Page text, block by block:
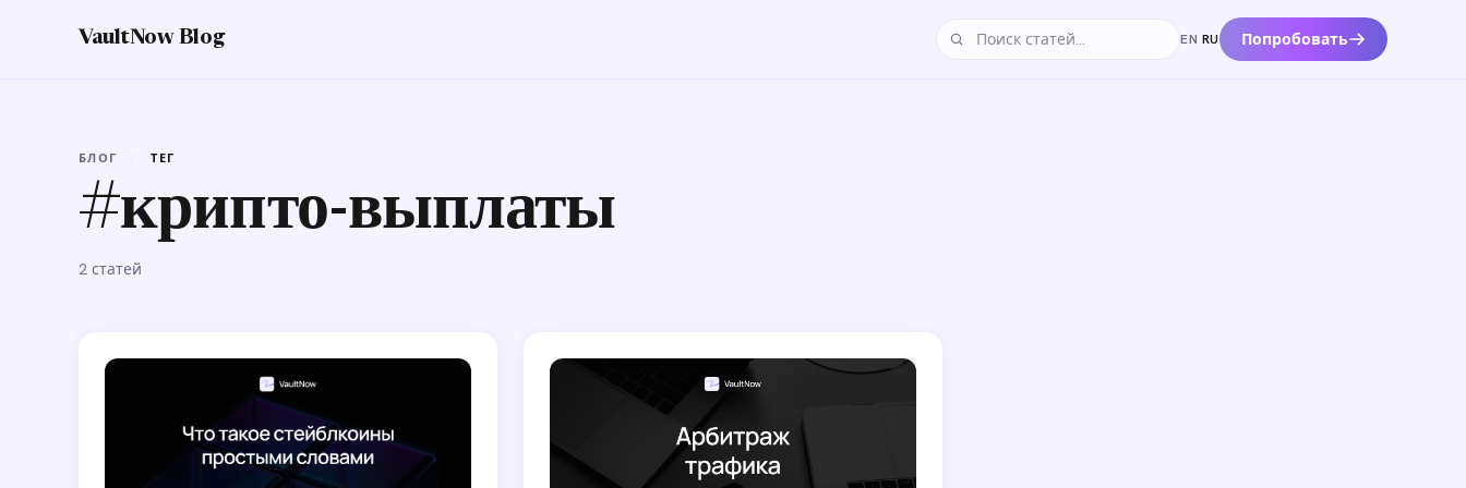
VaultNow Blog Поиск по статьям EN RU Попробовать
БЛОГ ТЕГ
#крипто-выплаты
2 статей